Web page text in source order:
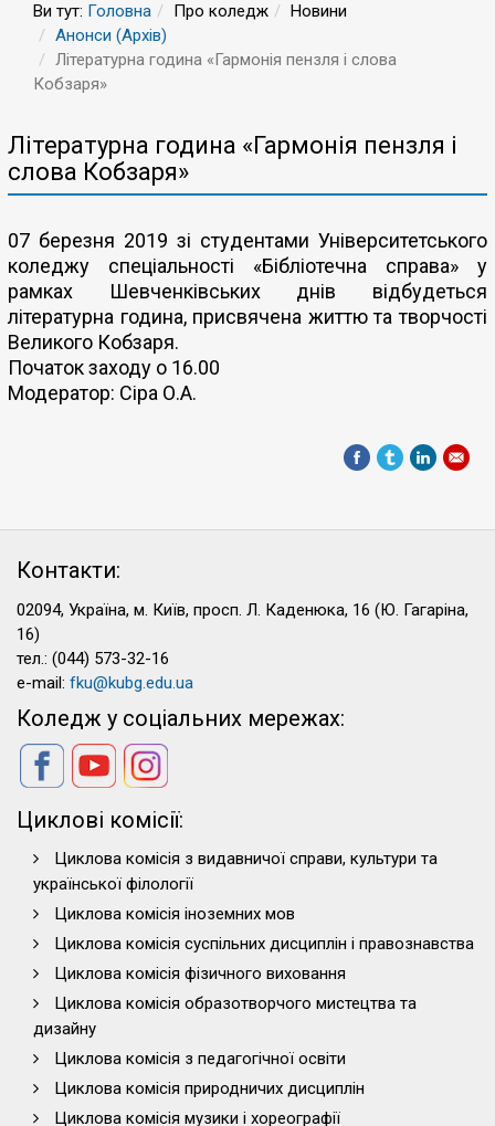
Ви тут: Головна Про коледж
Новини
Анонси (Архів)
Літературна година «Гармонія пензля і слова
Кобзаря»
Літературна година «Гармонія пензля і
слова Кобзаря»
07 березня 2019 зі студентами Університетського
коледжу спеціальності «Бібліотечна справа» у
рамках Шевченківських днів відбудеться
літературна година, присвячена життю та творчості
Великого Кобзаря.
Початок заходу о 16.00
Модератор: Сіра О.А.
Контакти:
02094, Україна, м. Київ, просп. Л. Каденюка, 16 (Ю. Гагаріна,
16)
тел.: (044) 573-32-16
e-mail: fku@kubg.edu.ua
Коледж у соціальних мережах:
Циклові комісії:
Циклова комісія з видавничої справи, культури та
української філології
Циклова комісія іноземних мов
Циклова комісія суспільних дисциплін і правознавства
Циклова комісія фізичного виховання
Циклова комісія образотворчого мистецтва та
дизайну
Циклова комісія з педагогічної освіти
Циклова комісія природничих дисциплін
Циклова комісія музики і хореографії